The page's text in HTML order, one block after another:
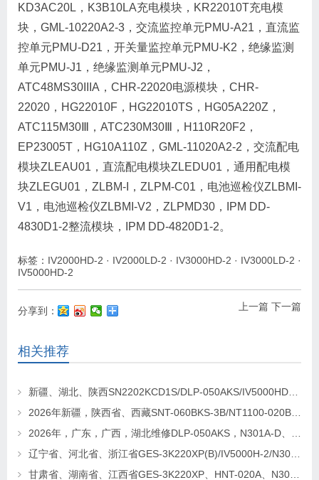
KD3AC20L，K3B10LA充电模块，KR22010T充电模
块，GML-10220A2-3，交流监控单元PMU-A21，直流监
控单元PMU-D21，开关量监控单元PMU-K2，绝缘监测
单元PMU-J1，绝缘监测单元PMU-J2，
ATC48MS30IIIA，CHR-22020电源模块，CHR-
22020，HG22010F，HG22010TS，HG05A220Z，
ATC115M30Ⅲ，ATC230M30Ⅲ，H110R20F2，
EP23005T，HG10A110Z，GML-11020A2-2，交流配电
模块ZLEAU01，直流配电模块ZLEDU01，通用配电模
块ZLEGU01，ZLBM-I，ZLPM-C01，电池巡检仪ZLBMI-
V1，电池巡检仪ZLBMI-V2，ZLPMD30，IPM DD-
4830D1-2整流模块，IPM DD-4820D1-2。
标签： IV2000HD-2 · IV2000LD-2 · IV3000HD-2 · IV3000LD-2 ·
IV5000HD-2
上一篇 下一篇
分享到：
相关推荐